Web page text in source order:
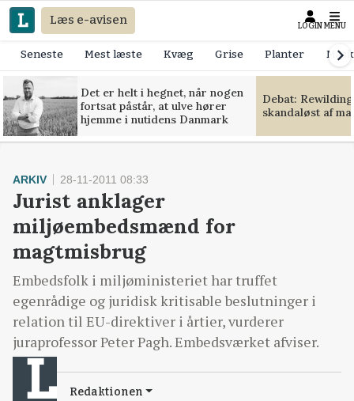
Læs e-avisen LOGIN MENU
Seneste Mest læste Kvæg Grise Planter
Det er helt i hegnet, når nogen
fortsat påstår, at ulve hører
hjemme i nutidens Danmark
Debat:
skandaløst af
ARKIV 28-11-2011 08:33
Jurist anklager
miljøembedsmænd for
magtmisbrug
Embedsfolk i miljøministeriet har truffet
egenrådige og juridisk kritisable beslutninger i
relation til EU-direktiver i årtier, vurderer
juraprofessor Peter Pagh. Embedsværket afviser.
Redaktionen